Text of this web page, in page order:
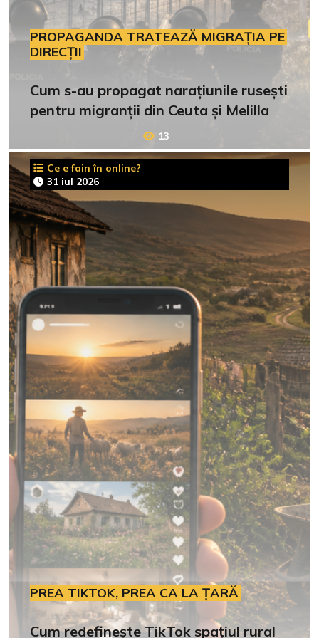
PROPAGANDA TRATEAZĂ MIGRAȚIA PE
DIRECȚII
Cum s-au propagat narațiunile rusești
pentru migranții din Ceuta și Melilla
13
Ce e fain în online?
31 iul 2026
PREA TIKTOK, PREA CA LA ȚARĂ
Cum redefinește TikTok spațiul rural